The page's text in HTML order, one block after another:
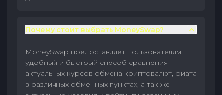
Почему стоит выбрать MoneySwap?
MoneySwap предоставляет пользователям
удобный и быстрый способ сравнения
актуальных курсов обмена криптовалют, фиата
в различных обменных пунктах, а так же